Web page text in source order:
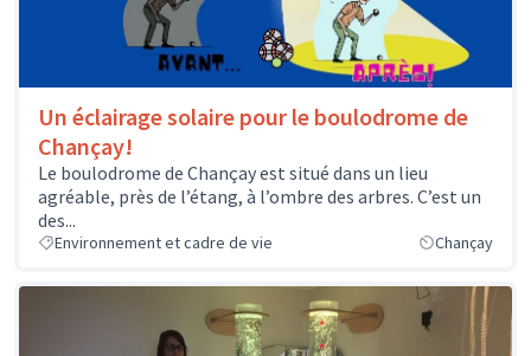
Un éclairage solaire pour le boulodrome de
Chançay!
Le boulodrome de Chançay est situé dans un lieu
agréable, près de l’étang, à l’ombre des arbres. C’est un
des...
Environnement et cadre de vie Chançay